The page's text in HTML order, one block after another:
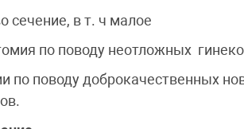
сечение, в т. ч малое
по поводу неотложных
по поводу доброкачественных